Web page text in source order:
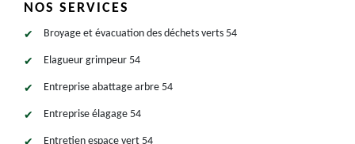
NOS SERVICES
Broyage et évacuation des déchets verts 54
Elagueur grimpeur 54
Entreprise abattage arbre 54
Entreprise élagage 54
Entretien espace vert 54